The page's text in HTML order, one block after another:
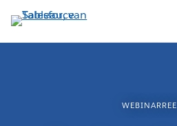
Verder
naar
hoofdinhoud